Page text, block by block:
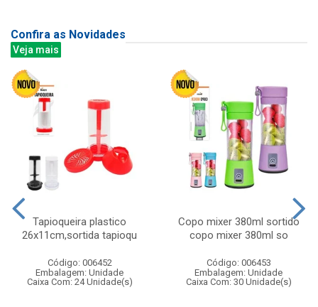
Confira as Novidades
Veja mais
Tapioqueira plastico
26x11cm,sortida tapioqu
Código: 006452
Embalagem: Unidade
Caixa Com: 24 Unidade(s)
Copo mixer 380ml sortido
copo mixer 380ml so
Código: 006453
Embalagem: Unidade
Caixa Com: 30 Unidade(s)